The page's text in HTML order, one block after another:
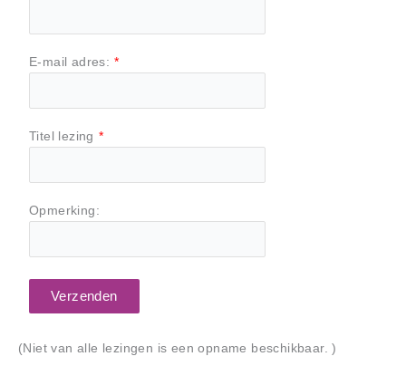
E-mail adres: *
Titel lezing *
Opmerking:
Verzenden
(Niet van alle lezingen is een opname beschikbaar. )